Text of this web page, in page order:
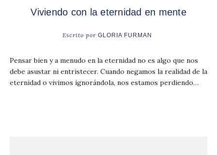
Viviendo con la eternidad en mente
Escrito por GLORIA FURMAN
Pensar bien y a menudo en la eternidad no es algo que nos
debe asustar ni entristecer. Cuando negamos la realidad de la
eternidad o vivimos ignorándola, nos estamos perdiendo…